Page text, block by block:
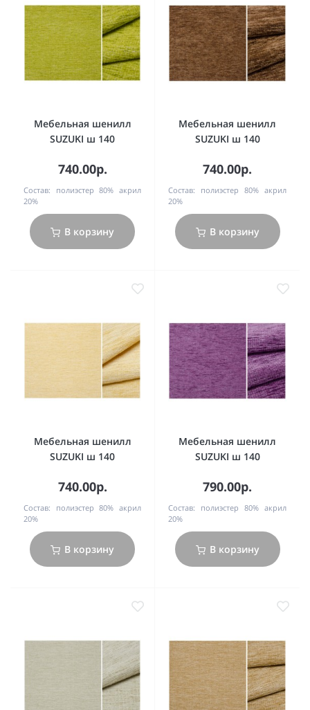
Мебельная шенилл
SUZUKI ш 140
740.00р.
Состав:
полиэстер 80% акрил
20%
В корзину
Мебельная шенилл
SUZUKI ш 140
740.00р.
Состав:
полиэстер 80% акрил
20%
В корзину
Мебельная шенилл
SUZUKI ш 140
740.00р.
Состав:
полиэстер 80% акрил
20%
В корзину
Мебельная шенилл
SUZUKI ш 140
790.00р.
Состав:
полиэстер 80% акрил
20%
В корзину